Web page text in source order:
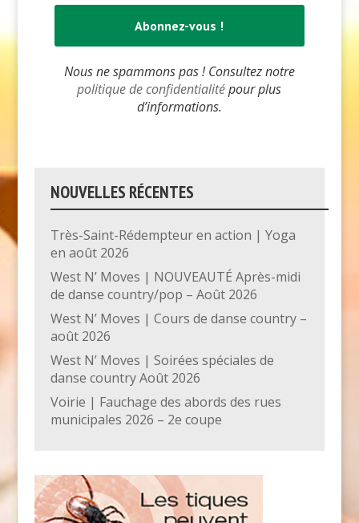
Nous ne spammons pas ! Consultez notre
politique de confidentialitépour plus
d’informations.
NOUVELLES RÉCENTES
Très-Saint-Rédempteur en action | Yoga
en août 2026
West N’ Moves | NOUVEAUTÉ Après-midi
de danse country/pop – Août 2026
West N’ Moves | Cours de danse country –
août 2026
West N’ Moves | Soirées spéciales de
danse country Août 2026
Voirie | Fauchage des abords des rues
municipales 2026 – 2e coupe